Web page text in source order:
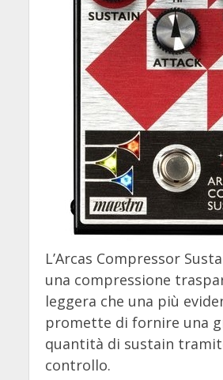
L’Arcas Compressor
una compressione
leggera che una più
promette di fornire una
quantità di sustain
controllo.